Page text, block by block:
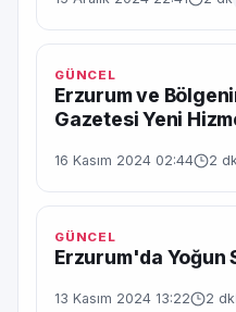
GÜNCEL
Erzurum ve
Gazetesi Yeni
16 Kasım 2024 02:44 2
GÜNCEL
Erzurum'da Yoğun
13 Kasım 2024 13:22 2 dk